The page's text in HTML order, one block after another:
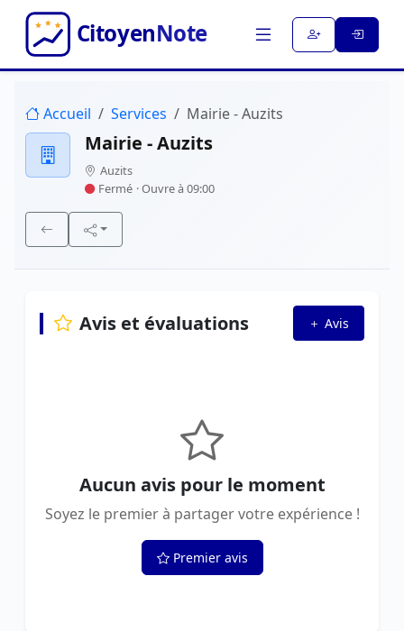
Accueil Services Mairie - Auzits
Mairie - Auzits
Auzits
Fermé · Ouvre à 09:00
Avis et évaluations Avis
Aucun avis pour le moment
Soyez le premier à partager votre expérience !
Premier avis